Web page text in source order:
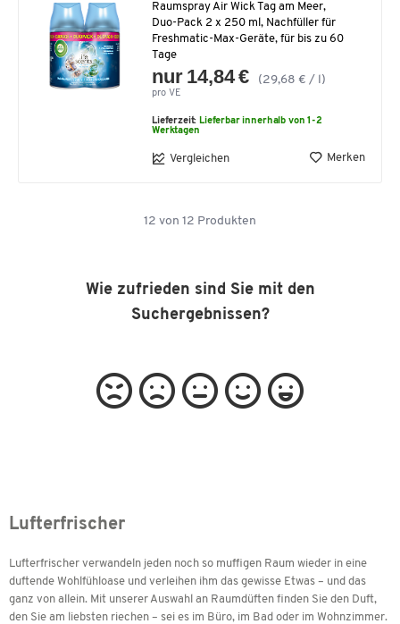
Raumspray Air Wick Tag am Meer,
Duo-Pack 2 x 250 ml, Nachfüller für
Freshmatic-Max-Geräte, für bis zu 60
Tage
nur 14,84 € (29,68 € / l)
pro VE
Lieferzeit: Lieferbar innerhalb von 1-2
Werktagen
Vergleichen Merken
12 von 12 Produkten
Wie zufrieden sind Sie mit den
Suchergebnissen?
Lufterfrischer
Lufterfrischer verwandeln jeden noch so muffigen Raum wieder in eine
duftende Wohlfühloase und verleihen ihm das gewisse Etwas – und das
ganz von allein. Mit unserer Auswahl an Raumdüften finden Sie den Duft,
den Sie am liebsten riechen – sei es im Büro, im Bad oder im Wohnzimmer.